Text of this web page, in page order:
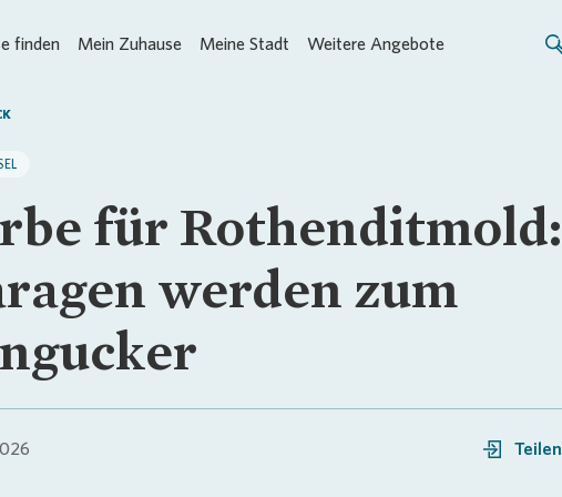
finden Mein Zuhause Meine Stadt Weitere Angebote
für Rothenditmold:
werden zum
Teilen